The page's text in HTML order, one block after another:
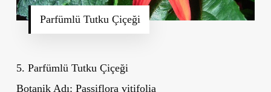
Parfümlü Tutku Çiçeği
5. Parfümlü Tutku Çiçeği
Botanik Adı: Passiflora vitifolia